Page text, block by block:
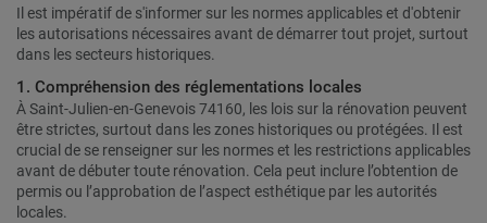
Il est impératif de s'informer sur les normes applicables et d'obtenir
les autorisations nécessaires avant de démarrer tout projet, surtout
dans les secteurs historiques.
1. Compréhension des réglementations locales
À Saint-Julien-en-Genevois 74160, les lois sur la rénovation peuvent
être strictes, surtout dans les zones historiques ou protégées. Il est
crucial de se renseigner sur les normes et les restrictions applicables
avant de débuter toute rénovation. Cela peut inclure l’obtention de
permis ou l’approbation de l’aspect esthétique par les autorités
locales.